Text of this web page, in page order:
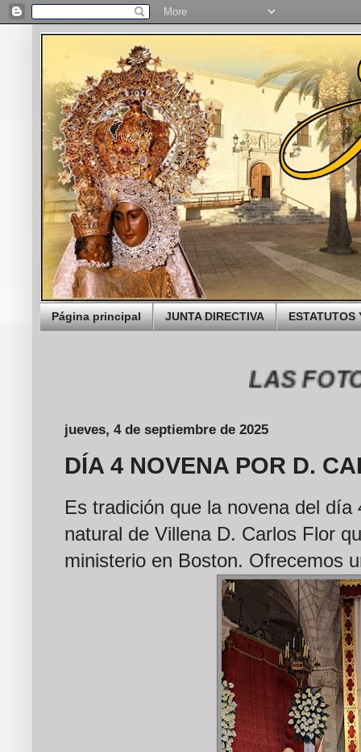
Página principal JUNTA DIRECTIVA ESTATUTOS
LAS
jueves, 4 de septiembre de 2025
DÍA 4 NOVENA POR D.
Es tradición que la novena del
natural de Villena D. Carlos Flor
ministerio en Boston. Ofrecemos